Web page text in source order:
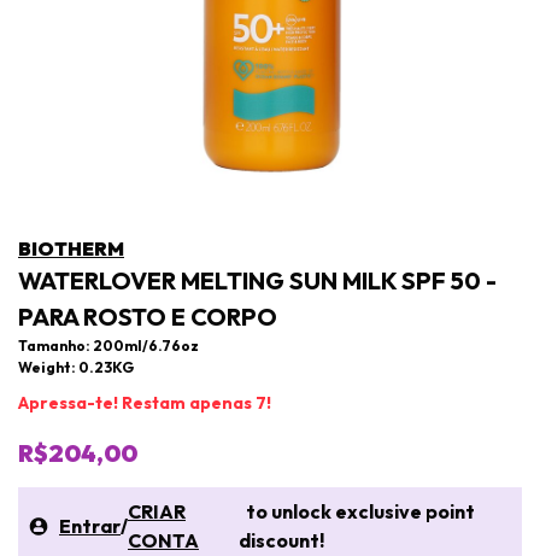
BIOTHERM
WATERLOVER MELTING SUN MILK SPF 50 -
PARA ROSTO E CORPO
Tamanho: 200ml/6.76oz
Weight: 0.23KG
Apressa-te! Restam apenas 7!
R$204,00
Entrar/
CRIAR
CONTA
to unlock exclusive point
discount!